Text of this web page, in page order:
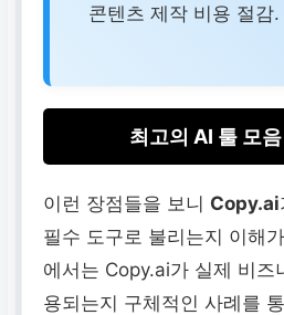
콘텐츠 제작 비용 절감.
최고의 AI 툴 모음
이런 장점들을 보니 Copy.ai
필수 도구로 불리는지 이해
에서는 Copy.ai가 실제 비즈
용되는지 구체적인 사례를